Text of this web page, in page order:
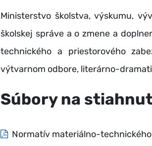
Ministerstvo školstva, výskumu,
školskej správe a o zmene a
technického a priestorového
výtvarnom odbore, literárno-
Súbory na
Normatív materiálno-